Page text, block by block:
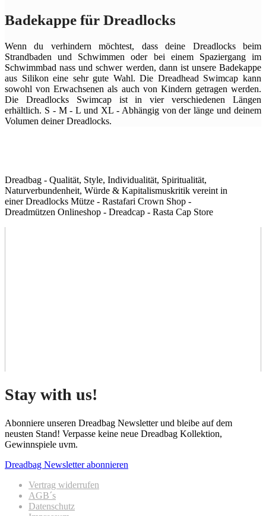
Badekappe für Dreadlocks
Wenn du verhindern möchtest, dass deine Dreadlocks beim
Strandbaden und Schwimmen oder bei einem Spaziergang im
Schwimmbad nass und schwer werden, dann ist unsere Badekappe
aus Silikon eine sehr gute Wahl. Die Dreadhead Swimcap kann
sowohl von Erwachsenen als auch von Kindern getragen werden.
Die Dreadlocks Swimcap ist in vier verschiedenen Längen
erhältlich. S - M - L und XL - Abhängig von der länge und deinem
Volumen deiner Dreadlocks.
Dreadbag - Qualität, Style, Individualität, Spiritualität,
Naturverbundenheit, Würde & Kapitalismuskritik vereint in
einer Dreadlocks Mütze - Rastafari Crown Shop -
Dreadmützen Onlineshop - Dreadcap - Rasta Cap Store
Stay with us!
Abonniere unseren Dreadbag Newsletter und bleibe auf dem
neusten Stand! Verpasse keine neue Dreadbag Kollektion,
Gewinnspiele uvm.
Dreadbag Newsletter abonnieren
Vertrag widerrufen
AGB´s
Datenschutz